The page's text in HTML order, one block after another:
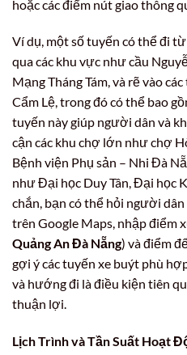
hoặc các điểm nút giao thông
Ví dụ, một số tuyến có thể đi
qua các khu vực như cầu
Mạng Tháng Tám, và rẽ vào
Cẩm Lệ, trong đó có thể bao
tuyến này giúp người dân và
cận các khu chợ lớn như chợ
Bệnh viện Phụ sản – Nhi Đà
như Đại học Duy Tân, Đại học
chắn, bạn có thể hỏi người
trên Google Maps, nhập điểm
Quảng An Đà Nẵng) và điểm
gợi ý các tuyến xe buýt phù
và hướng đi là điều kiện tiên
thuận lợi.
Lịch Trình và Tần Suất Hoạt